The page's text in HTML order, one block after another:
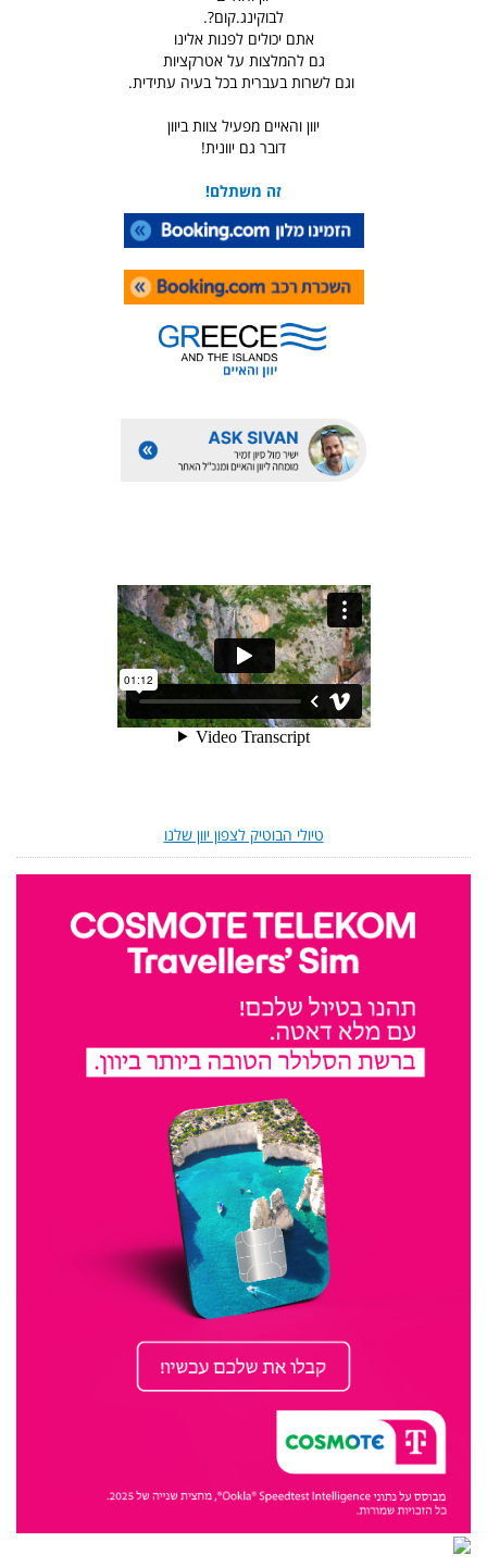
לבוקינג.קום?.
אתם יכולים לפנות אלינו
גם להמלצות על אטרקציות
וגם לשרות בעברית בכל בעיה עתידית.
יוון והאיים מפעיל צוות ביוון
דובר גם יוונית!
זה משתלם!
טיולי הבוטיק לצפון יוון שלנו